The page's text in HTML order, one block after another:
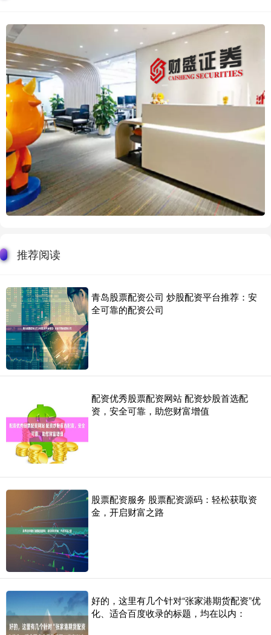
推荐阅读
青岛股票配资公司 炒股配资平台推荐：安
全可靠的配资公司
配资优秀股票配资网站 配资炒股首选配
资，安全可靠，助您财富增值
股票配资服务 股票配资源码：轻松获取资
金，开启财富之路
好的，这里有几个针对“张家港期货配资”优
化、适合百度收录的标题，均在以内：